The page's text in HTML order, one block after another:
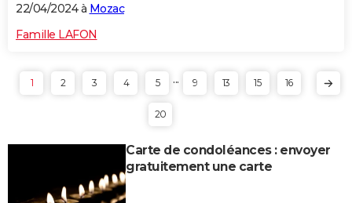
22/04/2024 à Mozac
Famille LAFON
1 2 3 4 5 ... 9 13 15 16
20
Carte de condoléances : envoyer
gratuitement une carte